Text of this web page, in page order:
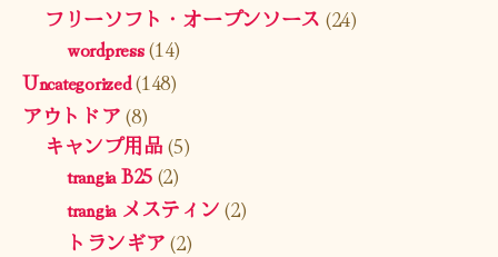
フリーソフト・オープンソース (24)
wordpress(14)
Uncategorized(148)
アウトドア(8)
キャンプ用品(5)
trangia B25(2)
trangia メスティン(2)
トランギア(2)